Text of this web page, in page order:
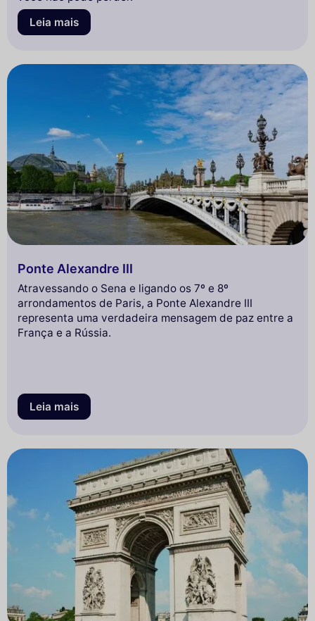
Leia mais
Ponte Alexandre III
Atravessando o Sena e ligando os 7º e 8º
arrondamentos de Paris, a Ponte Alexandre III
representa uma verdadeira mensagem de paz entre a
França e a Rússia.
Leia mais